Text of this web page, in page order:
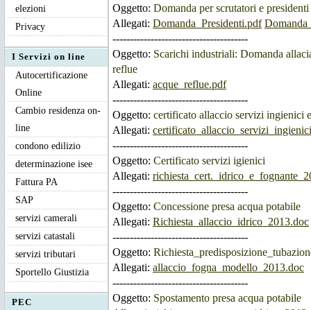
Oggetto: Domanda per scrutatori e
Allegati: Domanda_Presidenti.pdf
---------------------------------------
Oggetto: Scarichi industriali: Domanda
reflue
Allegati: acque_reflue.pdf
---------------------------------------
Oggetto: certificato allaccio servizi ingienici
Allegati:
---------------------------------------
Oggetto: Certificato servizi igienici
Allegati:
---------------------------------------
Oggetto: Concessione presa acqua potabile
Allegati: Richiesta_allaccio_idrico_2013.doc
---------------------------------------
Oggetto:
Allegati: allaccio_fogna_modello_2013.doc
---------------------------------------
Oggetto: Spostamento presa acqua potabile
elezioni
Privacy
I Servizi on line
Autocertificazione
Online
Cambio residenza on-
line
condono edilizio
determinazione isee
Fattura PA
SAP
servizi camerali
servizi catastali
servizi tributari
Sportello Giustizia
PEC